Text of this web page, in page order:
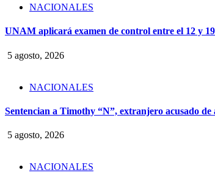
NACIONALES
UNAM aplicará examen de control entre el 12 y
5 agosto, 2026
NACIONALES
Sentencian a Timothy “N”, extranjero acusado de
5 agosto, 2026
NACIONALES